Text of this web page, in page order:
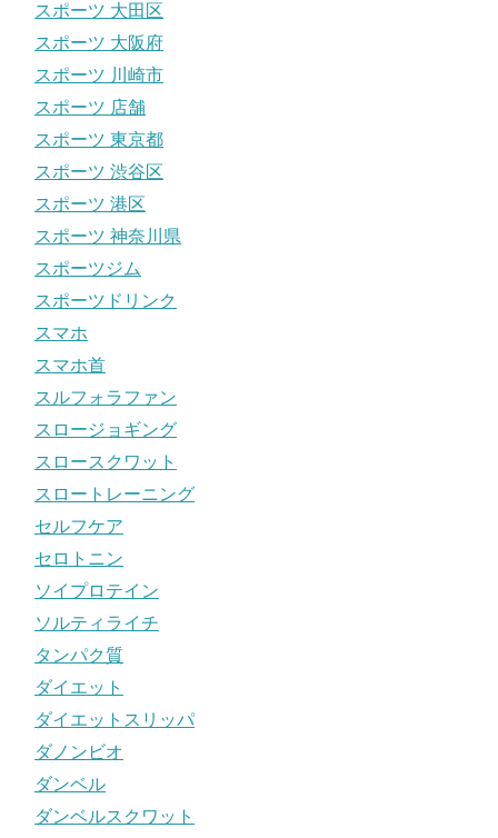
スポーツ 大田区
スポーツ 大阪府
スポーツ 川崎市
スポーツ 店舗
スポーツ 東京都
スポーツ 渋谷区
スポーツ 港区
スポーツ 神奈川県
スポーツジム
スポーツドリンク
スマホ
スマホ首
スルフォラファン
スロージョギング
スロースクワット
スロートレーニング
セルフケア
セロトニン
ソイプロテイン
ソルティライチ
タンパク質
ダイエット
ダイエットスリッパ
ダノンビオ
ダンベル
ダンベルスクワット